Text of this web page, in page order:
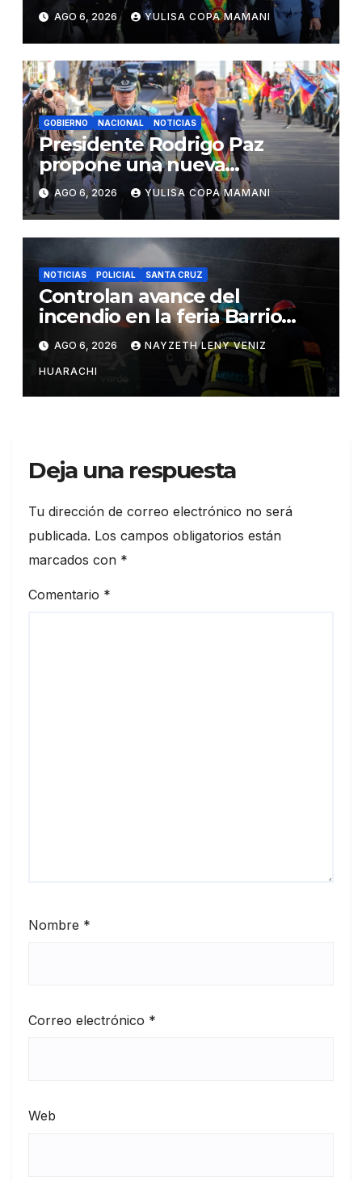
contra el narcotráfico
AGO 6, 2026 YULISA COPA MAMANI
GOBIERNO NACIONAL NOTICIAS
Presidente Rodrigo Paz
propone una nueva
gobernabilidad basada en
acuerdos institucionales
AGO 6, 2026 YULISA COPA MAMANI
NOTICIAS POLICIAL SANTA CRUZ
Controlan avance del
incendio en la feria Barrio
Lindo
AGO 6, 2026 NAYZETH LENY VENIZ
HUARACHI
Deja una respuesta
Tu dirección de correo electrónico no será
publicada. Los campos obligatorios están
marcados con *
Comentario *
Nombre *
Correo electrónico *
Web